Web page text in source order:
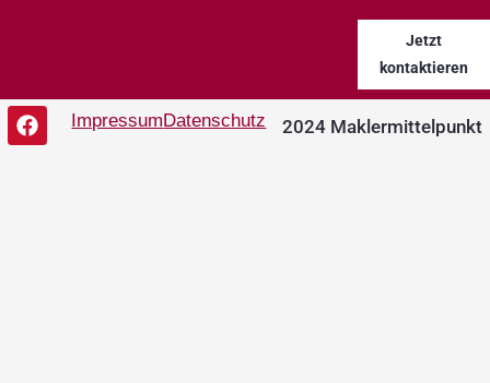
Jetzt
kontaktieren
ImpressumDatenschutz 2024 Maklermittelpunkt